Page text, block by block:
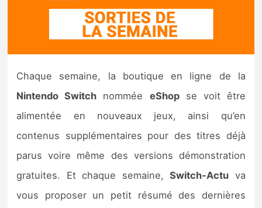
Rumeurs
Nintendo Direct
Tests et previews
Tests de jeux
Tests d’accessoires
Autres tests
Chaque semaine, la boutique en ligne de la
Nintendo Switch nommée eShopse voit être
alimentée en nouveaux jeux, ainsi qu’en
contenus supplémentaires pour des titres déjà
parus voire même des versions démonstration
gratuites. Et chaque semaine,Switch-Actu va
vous proposer un petit résumé des dernières